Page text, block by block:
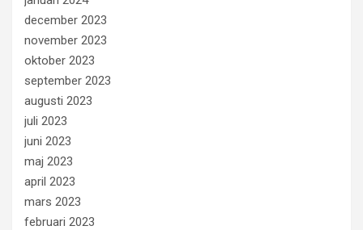
december 2023
november 2023
oktober 2023
september 2023
augusti 2023
juli 2023
juni 2023
maj 2023
april 2023
mars 2023
februari 2023